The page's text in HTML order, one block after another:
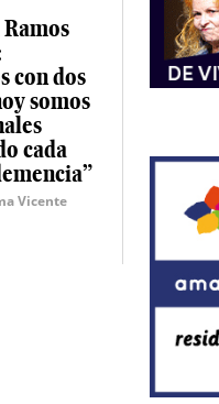
con dos
somos
cada
Vicente